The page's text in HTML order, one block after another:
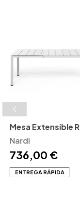
Mesa Extensible
Nardi
Nardi
736,00 €
ENTREGA RÁPIDA